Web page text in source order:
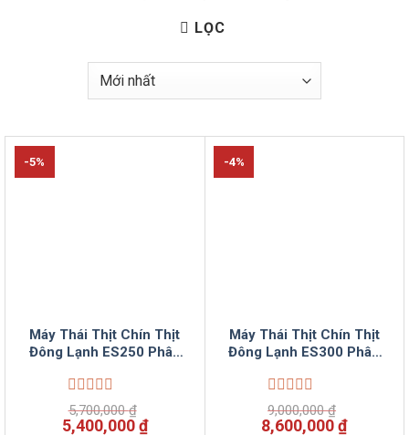
LỌC
-5%
Máy Thái Thịt Chín Thịt
Đông Lạnh ES250 Phân
Được
xếp
5,700,000₫
Giá
5,400,000₫Giá
-4%
Máy Thái Thịt Chín Thịt
Đông Lạnh ES300 Phân
Được
xếp
9,000,000₫
Giá
8,600,000₫Giá